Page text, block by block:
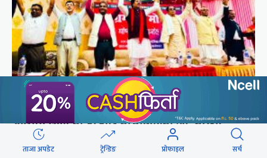
अस्तित्व संकटमा परेपछि मोर्चाबन्दीमा जुटे मधेशी-
पहिचानवादी दल
ताजा अपडेट ट्रेन्डिङ प्रोफाइल सर्च